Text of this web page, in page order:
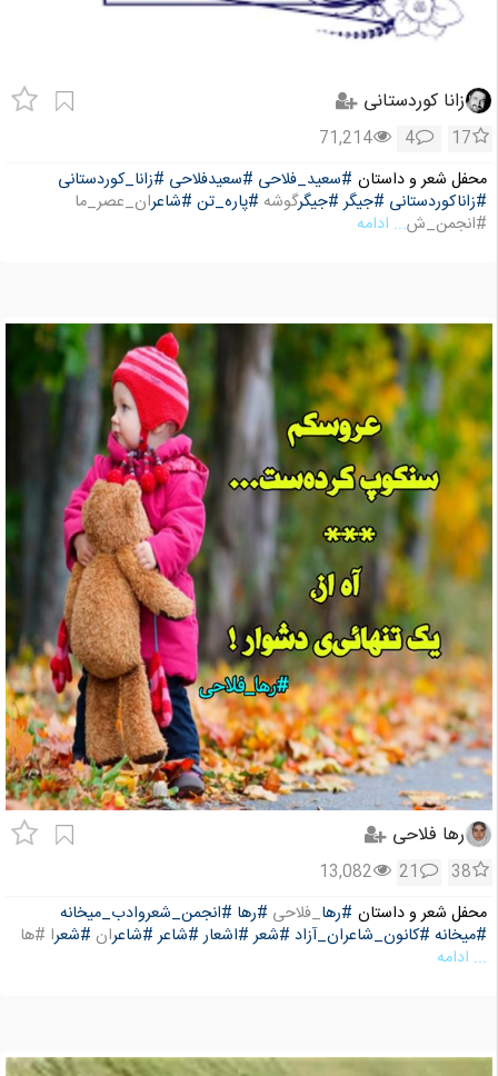
زانا کوردستانی
17
4
71,214
محفل شعر و داستان #سعید_فلاحی #سعیدفلاحی #زانا_کوردستانی
#زاناکوردستانی #جیگر #جیگرگوشه #پاره_تن #شاعران_عصر_ما
#انجمن_ش... ادامه
رها فلاحی
38
21
13,082
محفل شعر و داستان #رها_فلاحی #رها #انجمن_شعروادب_میخانه
#میخانه #کانون_شاعران_آزاد #شعر #اشعار #شاعر #شاعران #شعرا #ها
... ادامه